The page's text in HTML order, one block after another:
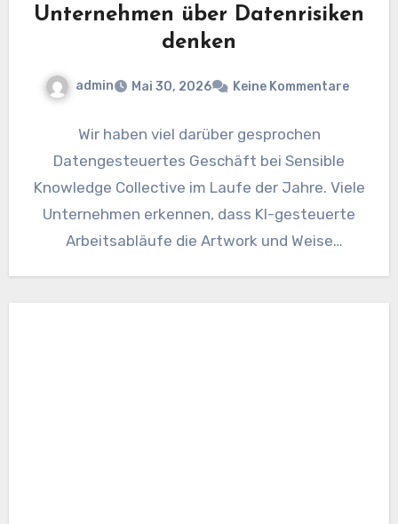
Unternehmen über Datenrisiken
denken
admin Mai 30, 2026 Keine Kommentare
Wir haben viel darüber gesprochen
Datengesteuertes Geschäft bei Sensible
Knowledge Collective im Laufe der Jahre. Viele
Unternehmen erkennen, dass KI-gesteuerte
Arbeitsabläufe die Artwork und Weise